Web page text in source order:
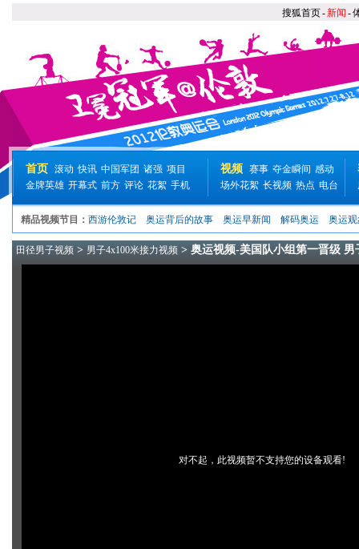
搜狐首页-新闻 -
首页 滚动 快讯 中国军团 诸强 项目
金牌英雄 开幕式 前方 评论 花絮 手机
视频 赛事 夺金瞬间 感动
场外花絮 长视频 热点 电台
精品视频节目： 西游伦敦记 奥运背后的故事 奥运早新闻 解码奥运 奥运
田径男子视频 > 男子4x100米接力视频 > 奥运视频-美国队小组第一晋级 男
对不起，此视频暂不支持您的设备观看!